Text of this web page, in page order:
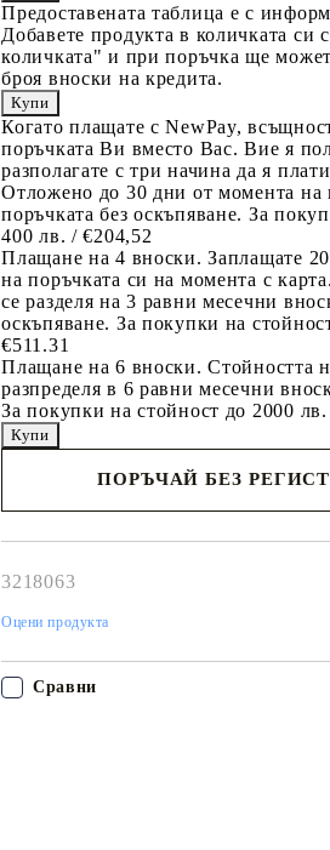
Предоставената таблица е с
Добавете продукта в количката си
количката" и при поръчка ще
броя вноски на кредита.
Когато плащате с NewPay,
поръчката Ви вместо Вас. Вие я
разполагате с три начина да я
Отложено до 30 дни от момента на
поръчката без оскъпяване. За
400 лв. / €204,52
Плащане на 4 вноски. Заплащате
на поръчката си на момента с
се разделя на 3 равни месечни
оскъпяване. За покупки на
€511.31
Плащане на 6 вноски. Стойността
разпределя в 6 равни месечни
За покупки на стойност до 2000 лв.
ПОРЪЧАЙ БЕЗ
3218063
Оцени продукта
Сравни